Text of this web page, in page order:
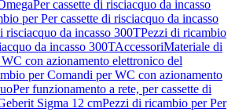
Per cassette di risciacquo da incasso
per Per cassette di risciacquo da incasso
risciacquo da incasso 300TPezzi di ricambio
da incasso 300TAccessoriMateriale di
con azionamento elettronico del
per Comandi per WC con azionamento
Per funzionamento a rete, per cassette di
Sigma 12 cmPezzi di ricambio per Per